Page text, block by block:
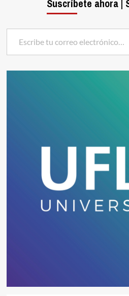
Suscríbete ahora |
Escribe tu correo electrónico…